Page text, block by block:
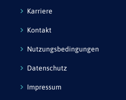
Karriere
Kontakt
Nutzungsbedingungen
Datenschutz
Impressum